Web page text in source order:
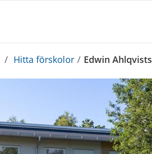
/ Hitta förskolor / Edwin